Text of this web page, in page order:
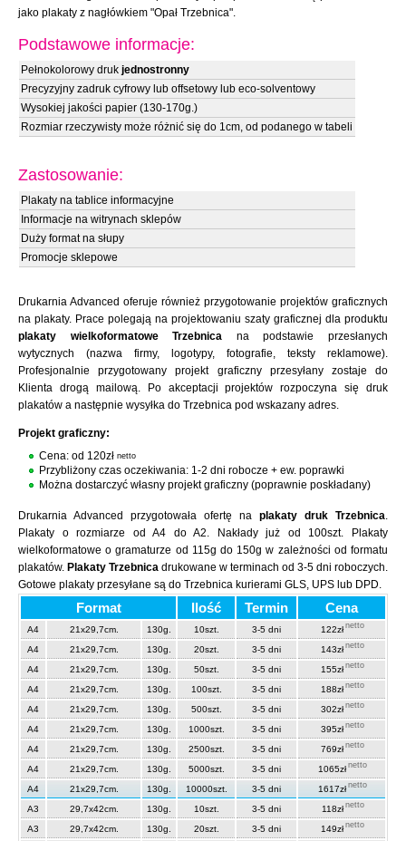
jako plakaty z nagłówkiem "Opał Trzebnica".
Podstawowe informacje:
Pełnokolorowy druk jednostronny
Precyzyjny zadruk cyfrowy lub offsetowy lub eco-solventowy
Wysokiej jakości papier (130-170g.)
Rozmiar rzeczywisty może różnić się do 1cm, od podanego w tabeli
Zastosowanie:
Plakaty na tablice informacyjne
Informacje na witrynach sklepów
Duży format na słupy
Promocje sklepowe
Drukarnia Advanced oferuje również przygotowanie projektów graficznych
na plakaty. Prace polegają na projektowaniu szaty graficznej dla produktu
plakaty wielkoformatowe Trzebnica na podstawie przesłanych
wytycznych (nazwa firmy, logotypy, fotografie, teksty reklamowe).
Profesjonalnie przygotowany projekt graficzny przesyłany zostaje do
Klienta drogą mailową. Po akceptacji projektów rozpoczyna się druk
plakatów a następnie wysyłka do Trzebnica pod wskazany adres.
Projekt graficzny:
Cena: od 120zł netto
Przybliżony czas oczekiwania: 1-2 dni robocze + ew. poprawki
Można dostarczyć własny projekt graficzny (poprawnie poskładany)
Drukarnia Advanced przygotowała ofertę na plakaty druk Trzebnica.
Plakaty o rozmiarze od A4 do A2. Nakłady już od 100szt. Plakaty
wielkoformatowe o gramaturze od 115g do 150g w zależności od formatu
plakatów. Plakaty Trzebnica drukowane w terminach od 3-5 dni roboczych.
Gotowe plakaty przesyłane są do Trzebnica kurierami GLS, UPS lub DPD.
Format Ilość Termin Cena
A4 21x29,7cm. 130g. 10szt. 3-5 dni 122zł netto
A4 21x29,7cm. 130g. 20szt. 3-5 dni 143zł netto
A4 21x29,7cm. 130g. 50szt. 3-5 dni 155zł netto
A4 21x29,7cm. 130g. 100szt. 3-5 dni 188zł netto
A4 21x29,7cm. 130g. 500szt. 3-5 dni 302zł netto
A4 21x29,7cm. 130g. 1000szt. 3-5 dni 395zł netto
A4 21x29,7cm. 130g. 2500szt. 3-5 dni 769zł netto
A4 21x29,7cm. 130g. 5000szt. 3-5 dni 1065zł netto
A4 21x29,7cm. 130g. 10000szt. 3-5 dni 1617zł netto
A3 29,7x42cm. 130g. 10szt. 3-5 dni 118zł netto
A3 29,7x42cm. 130g. 20szt. 3-5 dni 149zł netto